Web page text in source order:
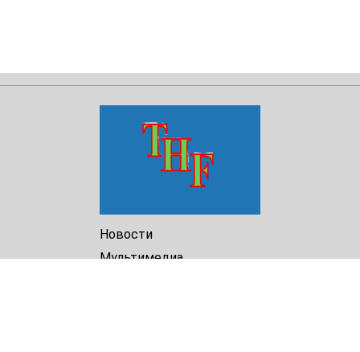
Новости
Мультимедиа